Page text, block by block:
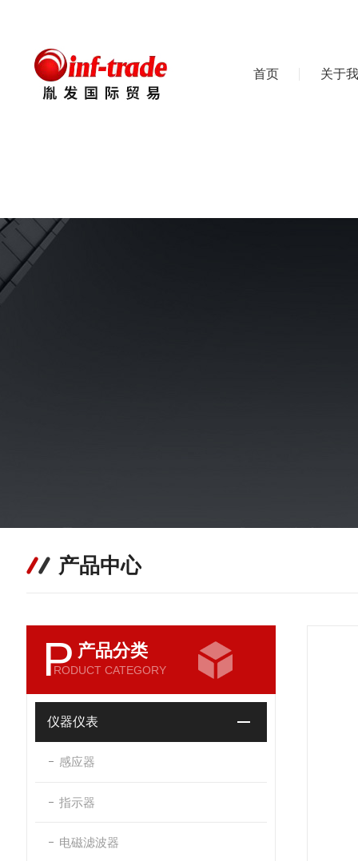
首页 关于
产品中心
P 产品分类
RODUCT CATEGORY
仪器仪表
感应器
指示器
电磁滤波器